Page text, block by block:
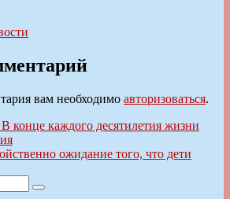
вам необходимо авторизоваться.
каждого десятилетия жизни
ожидание того, что дети
Поиск